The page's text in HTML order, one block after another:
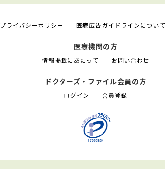
プライバシーポリシー 医療広告ガイドラインについて
医療機関の方
情報掲載にあたって お問い合わせ
ドクターズ・ファイル会員の方
ログイン 会員登録